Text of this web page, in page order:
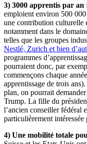
3) 3000 apprentis par an
emploient environ 500
une contribution culturelle
notamment dans le
telles que les groupes
Nestlé, Zurich et bien
programmes
pourraient donc, par
commençons chaque
apprentissage de trois
plan, on pourrait
Trump. La fille du
l’ancien conseiller fédéral
particulièrement
4) Une mobilité totale